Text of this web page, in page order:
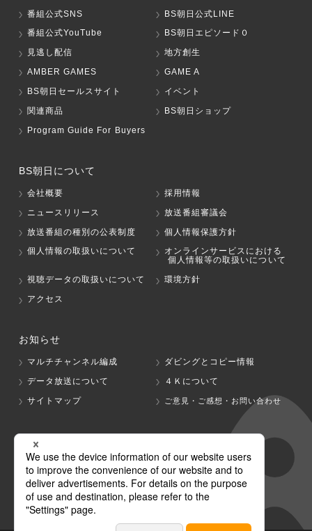
番組公式SNS
BS朝日公式LINE
番組公式YouTube
BS朝日エピソード０
見逃し配信
地方創生
AMBER GAMES
GAME A
BS朝日セールスサイト
イベント
関連商品
BS朝日ショップ
Program Guide For Buyers
BS朝日について
会社概要
採用情報
ニュースリリース
放送番組審議会
放送番組の種別の公表制度
個人情報保護方針
個人情報の取扱いについて
オンラインサービスにおける
個人情報等の取扱いについて
視聴データの取扱いについて
環境方針
アクセス
お知らせ
マルチチャンネル編成
ダビングとコピー情報
データ放送について
４Ｋについて
サイトマップ
ご意見・ご感想・お問い合わせ
グループ会社
テレビ朝日 テレ朝チャンネル